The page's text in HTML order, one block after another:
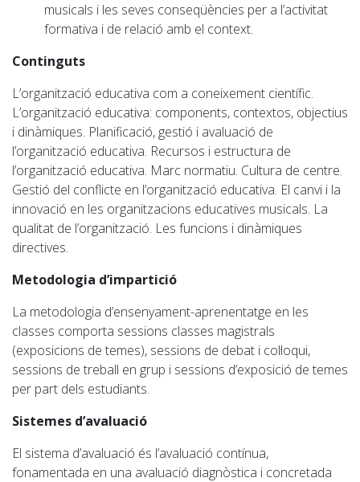
musicals i les seves conseqüències per a l’activitat
formativa i de relació amb el context.
Continguts
L’organització educativa com a coneixement científic.
L’organització educativa: components, contextos, objectius
i dinàmiques. Planificació, gestió i avaluació de
l’organització educativa. Recursos i estructura de
l’organització educativa. Marc normatiu. Cultura de centre.
Gestió del conflicte en l’organització educativa. El canvi i la
innovació en les organitzacions educatives musicals. La
qualitat de l’organització. Les funcions i dinàmiques
directives.
Metodologia d’impartició
La metodologia d’ensenyament-aprenentatge en les
classes comporta sessions classes magistrals
(exposicions de temes), sessions de debat i col·loqui,
sessions de treball en grup i sessions d’exposició de temes
per part dels estudiants.
Sistemes d’avaluació
El sistema d’avaluació és l’avaluació contínua,
fonamentada en una avaluació diagnòstica i concretada